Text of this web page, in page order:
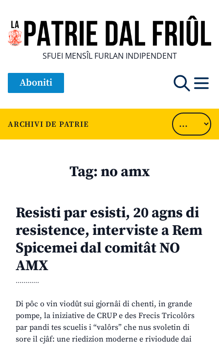
SFUEI MENSÎL FURLAN INDIPENDENT
Aboniti
ARCHIVI DE PATRIE
Tag:no amx
Resisti par esisti, 20 agns di
resistence, interviste a Rem
Spicemei dal comitât NO
AMX
............
Di pôc o vin viodût sui gjornâi di chenti, in grande
pompe, la iniziative de CRUP e des Frecis Tricolôrs
par pandi tes scuelis i “valôrs” che nus svoletin di
sore il cjâf: une riedizion moderne e riviodude dai